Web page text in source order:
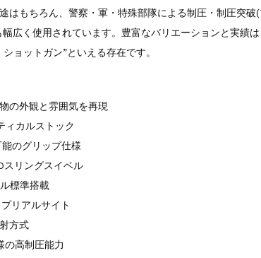
はもちろん、警察・軍・特殊部隊による制圧・制圧突破
広く使用されています。豊富なバリエーションと実績は
ョットガン”といえる存在です。
の外観と雰囲気を再現
ィカルストック
能のグリップ仕様
スリングスイベル
標準搭載
リアルサイト
方式
の高制圧能力